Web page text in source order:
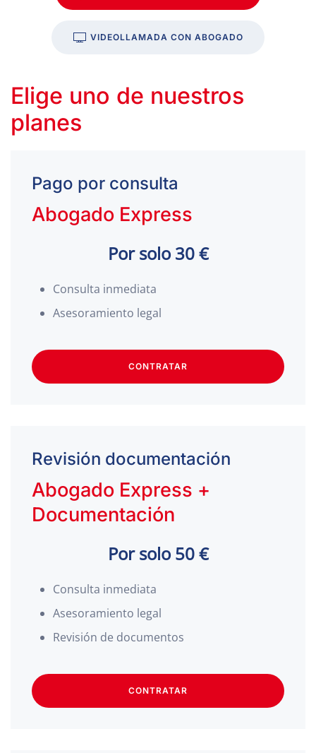
VIDEOLLAMADA CON ABOGADO
Elige uno de nuestros
planes
Pago por consulta
Abogado Express
Por solo 30 €
Consulta inmediata
Asesoramiento legal
CONTRATAR
Revisión documentación
Abogado Express +
Documentación
Por solo 50 €
Consulta inmediata
Asesoramiento legal
Revisión de documentos
CONTRATAR